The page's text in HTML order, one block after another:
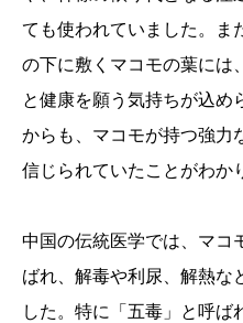
ても使われていました。ま
の下に敷くマコモの葉には
と健康を願う気持ちが込め
からも、マコモが持つ強力
信じられていたことがわか
中国の伝統医学では、マコ
ばれ、解毒や利尿、解熱な
した。特に「五毒」と呼ば